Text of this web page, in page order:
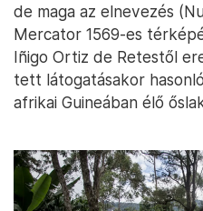
de maga az elnevezés
Mercator 1569-es
Iñigo Ortiz de Retestől
tett látogatásakor
afrikai Guineában élő